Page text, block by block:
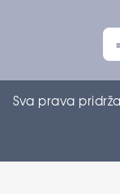
Sva prava